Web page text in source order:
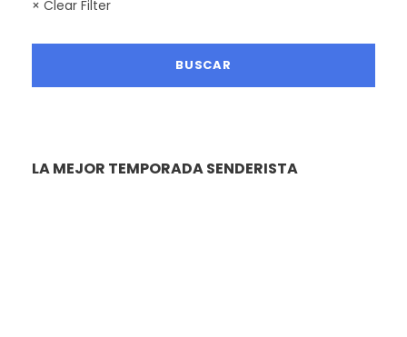
× Clear Filter
LA MEJOR TEMPORADA SENDERISTA